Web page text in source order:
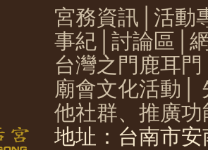
宮務資訊
活動
事紀
討論區
台灣之門鹿耳門
廟會文化活動
他社群、推廣功
地址：台南市